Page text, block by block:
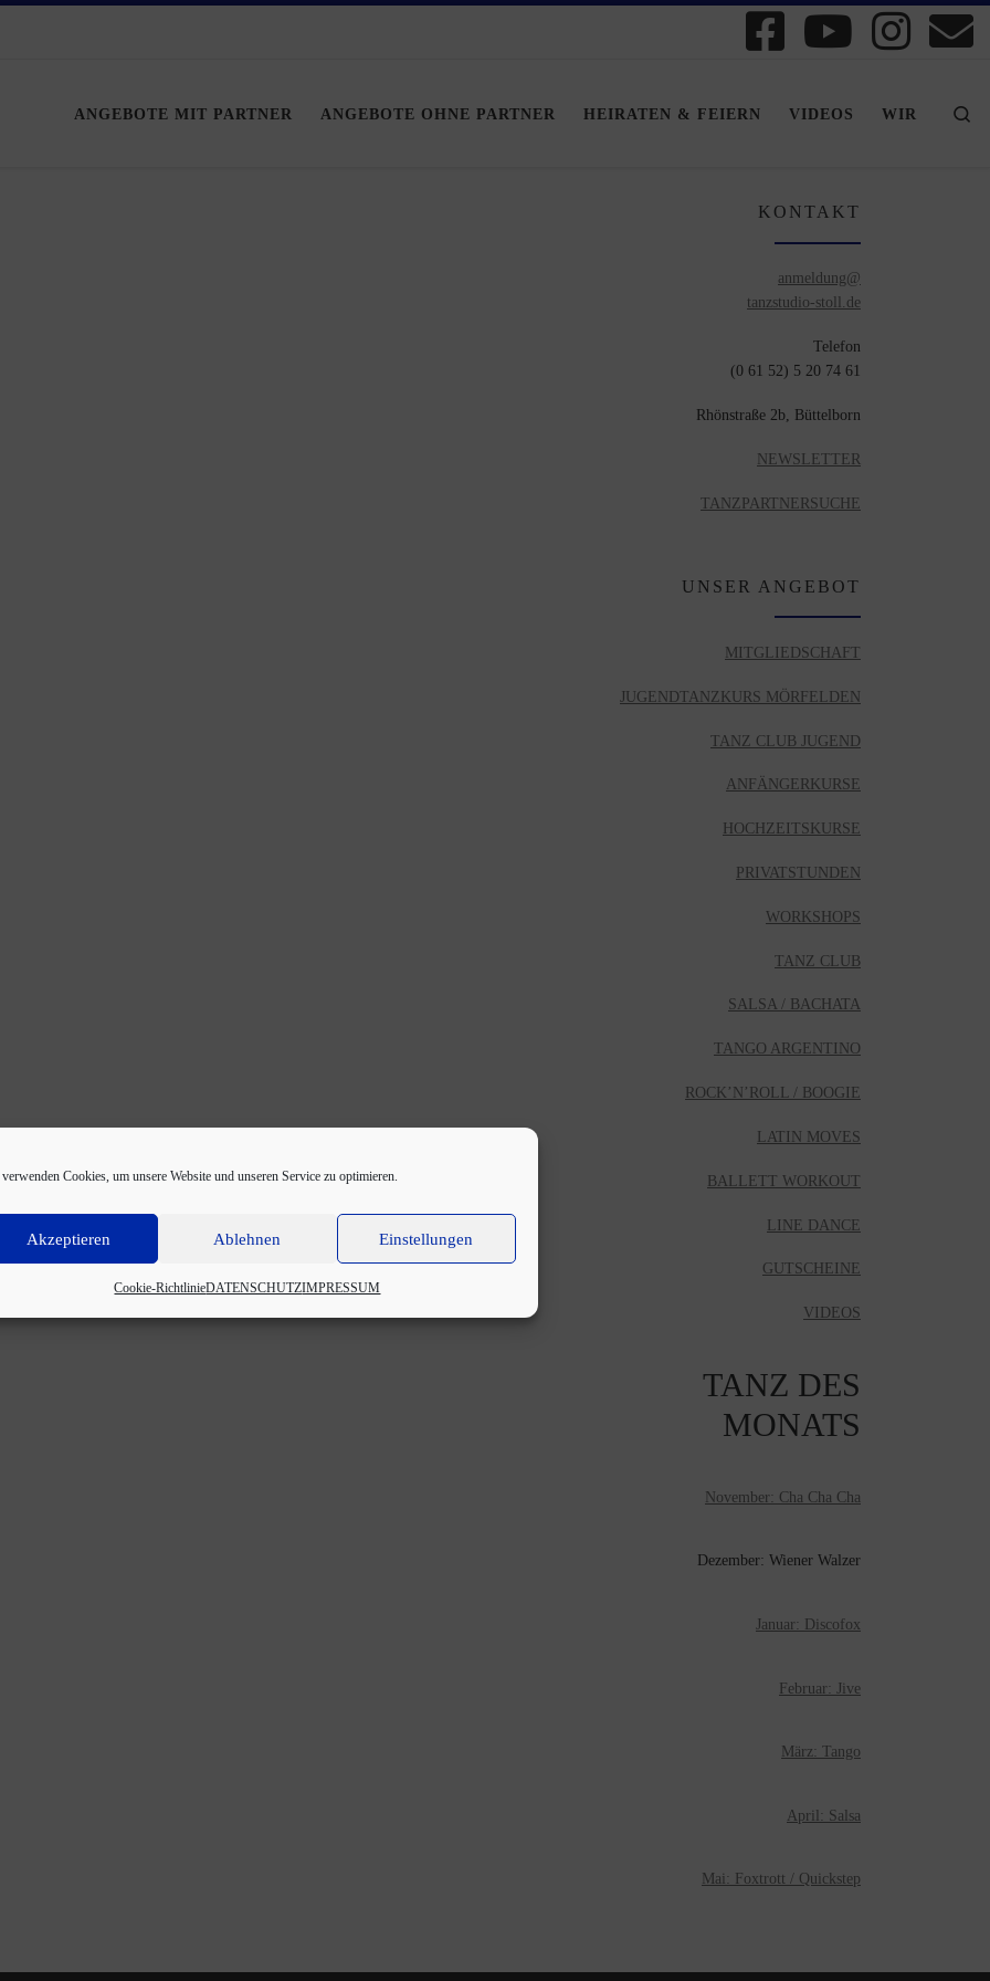
Cookies, um unsere Website und unseren Service zu optimieren.
Akzeptieren Ablehnen Einstellungen
Cookie-RichtlinieDATENSCHUTZIMPRESSUM
ANGEBOTE MIT PARTNER ANGEBOTE OHNE PARTNER HEIRATEN & FEIERN VIDEOS WIR
KONTAKT
anmeldung@
tanzstudio-stoll.de
Telefon
(0 61 52) 5 20 74 61
Rhönstraße 2b, Büttelborn
NEWSLETTER
TANZPARTNERSUCHE
UNSER ANGEBOT
MITGLIEDSCHAFT
JUGENDTANZKURS MÖRFELDEN
TANZ CLUB JUGEND
ANFÄNGERKURSE
HOCHZEITSKURSE
PRIVATSTUNDEN
WORKSHOPS
TANZ CLUB
SALSA / BACHATA
TANGO ARGENTINO
ROCK’N’ROLL / BOOGIE
LATIN MOVES
BALLETT WORKOUT
LINE DANCE
GUTSCHEINE
VIDEOS
TANZ DES
MONATS
November: Cha Cha Cha
Dezember: Wiener Walzer
Januar: Discofox
Februar: Jive
März: Tango
April: Salsa
Mai: Foxtrott / Quickstep